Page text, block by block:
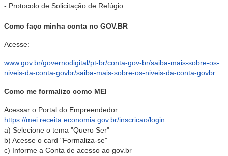
- Protocolo de Solicitação de Refúgio
Como faço minha conta no GOV.BR
Acesse:
www.gov.br/governodigital/pt-br/conta-gov-br/saiba-mais-sobre-os-
niveis-da-conta-govbr/saiba-mais-sobre-os-niveis-da-conta-govbr
Como me formalizo como MEI
Acessar o Portal do Empreendedor:
https://mei.receita.economia.gov.br/inscricao/login
a) Selecione o tema "Quero Ser"
b) Acesse o card "Formaliza-se"
c) Informe a Conta de acesso ao gov.br